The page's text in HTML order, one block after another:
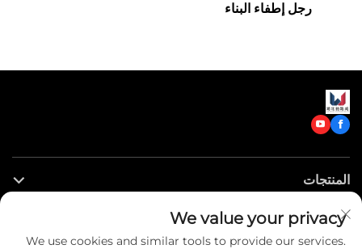
رجل إطفاء البناء
المنتجات
روابط سريعة
We value your privacy
We use cookies and similar tools to provide our services.